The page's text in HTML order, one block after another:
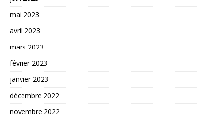
mai 2023
avril 2023
mars 2023
février 2023
janvier 2023
décembre 2022
novembre 2022